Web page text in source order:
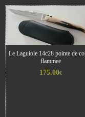
Le Laguiole 14c28 pointe de
flammee
175.00€